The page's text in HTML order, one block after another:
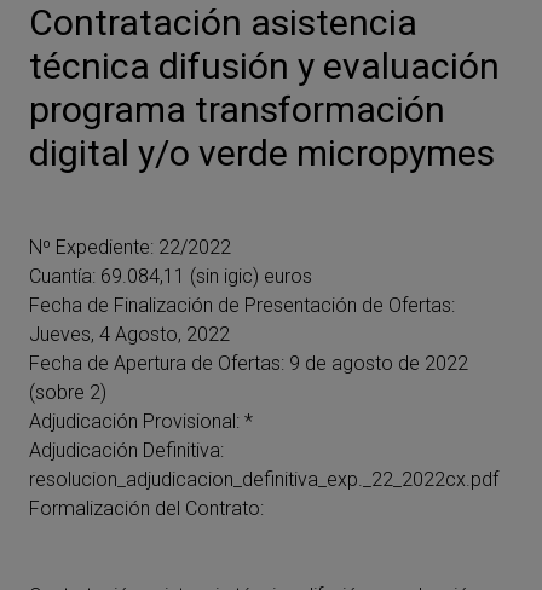
Contratación asistencia
técnica difusión y evaluación
programa transformación
digital y/o verde micropymes
Nº Expediente: 22/2022
Cuantía: 69.084,11 (sin igic) euros
Fecha de Finalización de Presentación de Ofertas:
Jueves, 4 Agosto, 2022
Fecha de Apertura de Ofertas: 9 de agosto de 2022
(sobre 2)
Adjudicación Provisional: *
Adjudicación Definitiva:
resolucion_adjudicacion_definitiva_exp._22_2022cx.pdf
Formalización del Contrato: